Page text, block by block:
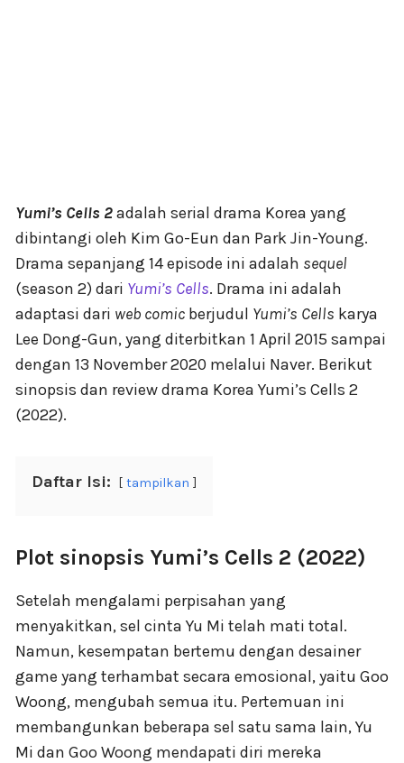
Yumi’s Cells 2adalah serial drama Korea yang
dibintangi oleh Kim Go-Eun dan Park Jin-Young.
Drama sepanjang 14 episode ini adalah sequel
(season 2) dari Yumi’s Cells. Drama ini adalah
adaptasi dari web comic berjudul Yumi’s Cells karya
Lee Dong-Gun, yang diterbitkan 1 April 2015 sampai
dengan 13 November 2020 melalui Naver. Berikut
sinopsis dan review drama Korea Yumi’s Cells 2
(2022).
Daftar Isi: tampilkan
Plot sinopsis Yumi’s Cells 2 (2022)
Setelah mengalami perpisahan yang
menyakitkan, sel cinta Yu Mi telah mati total.
Namun, kesempatan bertemu dengan desainer
game yang terhambat secara emosional, yaitu Goo
Woong, mengubah semua itu. Pertemuan ini
membangunkan beberapa sel satu sama lain, Yu
Mi dan Goo Woong mendapati diri mereka